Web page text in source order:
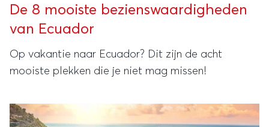
De 8 mooiste bezienswaardigheden
van Ecuador
Op vakantie naar Ecuador? Dit zijn de acht
mooiste plekken die je niet mag missen!